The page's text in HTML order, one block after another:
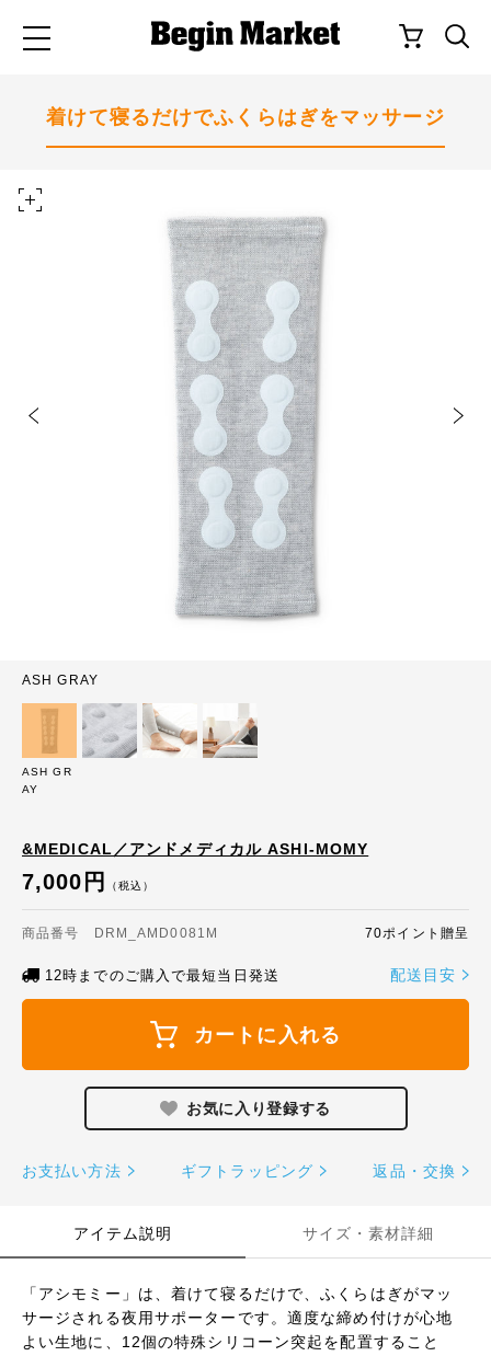
着けて寝るだけでふくらはぎをマッサージ
ASH GRAY
ASH GR
AY
&MEDICAL／アンドメディカル ASHI-MOMY
7,000円 （税込）
商品番号 DRM_AMD0081M 70ポイント贈呈
12時までのご購入で最短当日発送 配送目安
カートに入れる
お支払い方法 ギフトラッピング 返品・交換
アイテム説明 サイズ・素材詳細
「アシモミー」は、着けて寝るだけで、ふくらはぎがマッ
サージされる夜用サポーターです。適度な締め付けが心地
よい生地に、12個の特殊シリコーン突起を配置すること